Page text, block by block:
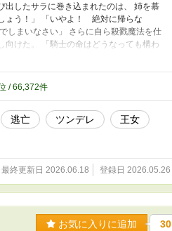
出したサラに巻き込まれたのは、 姉を慕
ょう！」 「いやよ！ 絶対に帰らな
しまいなさい」 さらに自ら殺戮魔法を仕
向けた。 「騎士の命はどうなっても構わ
羽目になる。 「キース！ 今助ける
がしい、 噛み合わない二人の逃走劇が
になる。 自分の出生に隠された 残酷な
/ 66,372件
逃亡 ツンデレ
王女
最終更新日 2026.06.18 登録日 2026.05.26
お気に入りに追加 30